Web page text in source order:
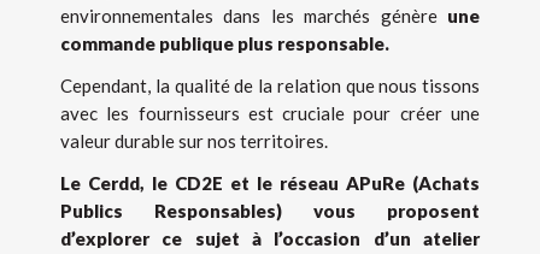
environnementales dans les marchés génère une
commande publique plus responsable.
Cependant, la qualité de la relation que nous tissons
avec les fournisseurs est cruciale pour créer une
valeur durable sur nos territoires.
Le Cerdd, le CD2E et le réseau APuRe (Achats
Publics Responsables) vous proposent
d’explorer ce sujet à l’occasion d’un atelier